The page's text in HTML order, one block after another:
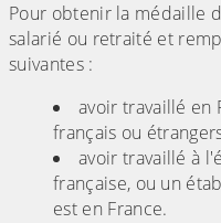
Pour obtenir la médaille
salarié ou retraité et
suivantes :
avoir travaillé en
français ou
avoir travaillé à
française, ou un
est en France.